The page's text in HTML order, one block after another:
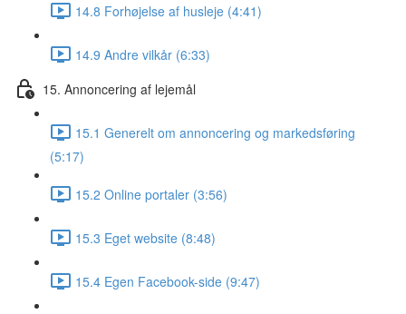
14.8 Forhøjelse af husleje (4:41)
14.9 Andre vilkår (6:33)
15. Annoncering af lejemål
15.1 Generelt om annoncering og markedsføring
(5:17)
15.2 Online portaler (3:56)
15.3 Eget website (8:48)
15.4 Egen Facebook-side (9:47)